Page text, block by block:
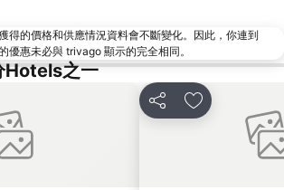
得的價格和供應情況資料會不斷變化。因此，你連到
優惠未必與 trivago 顯示的完全相同。
Hotels之一
分享 放到收藏夾